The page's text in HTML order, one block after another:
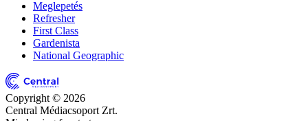
Meglepetés
Refresher
First Class
Gardenista
National Geographic
Copyright © 2026
Central Médiacsoport Zrt.